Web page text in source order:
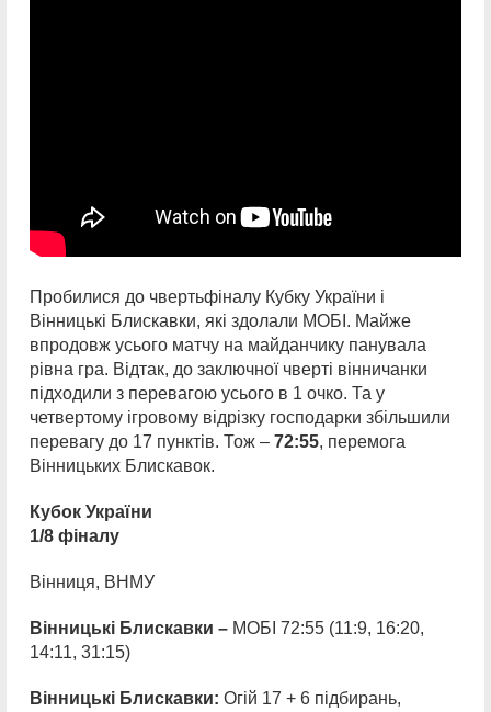
Пробилися до чвертьфіналу Кубку України і
Вінницькі Блискавки, які здолали МОБІ. Майже
впродовж усього матчу на майданчику панувала
рівна гра. Відтак, до заключної чверті вінничанки
підходили з перевагою усього в 1 очко. Та у
четвертому ігровому відрізку господарки збільшили
перевагу до 17 пунктів. Тож – 72:55, перемога
Вінницьких Блискавок.
Кубок України
1/8 фіналу
Вінниця, ВНМУ
Вінницькі Блискавки – МОБІ 72:55 (11:9, 16:20,
14:11, 31:15)
Вінницькі Блискавки: Огій 17 + 6 підбирань,